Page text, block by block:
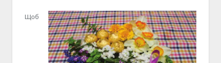
Щоб